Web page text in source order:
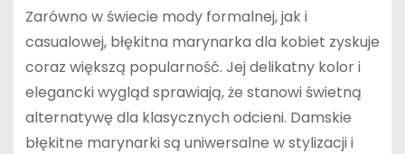
Zarówno w świecie mody formalnej, jak i
casualowej, błękitna marynarka dla kobiet zyskuje
coraz większą popularność. Jej delikatny kolor i
elegancki wygląd sprawiają, że stanowi świetną
alternatywę dla klasycznych odcieni. Damskie
błękitne marynarki są uniwersalne w stylizacji i